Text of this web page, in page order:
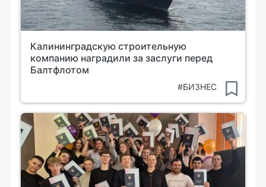
Калининградскую строительную
компанию наградили за заслуги перед
Балтфлотом
#БИЗНЕС